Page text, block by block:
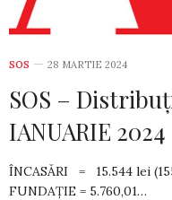
SOS 28 MARTIE 2024
SOS –
IANUARIE 2024
ÎNCASĂRI = 15.544 lei
FUNDAȚIE = 5.760,01…